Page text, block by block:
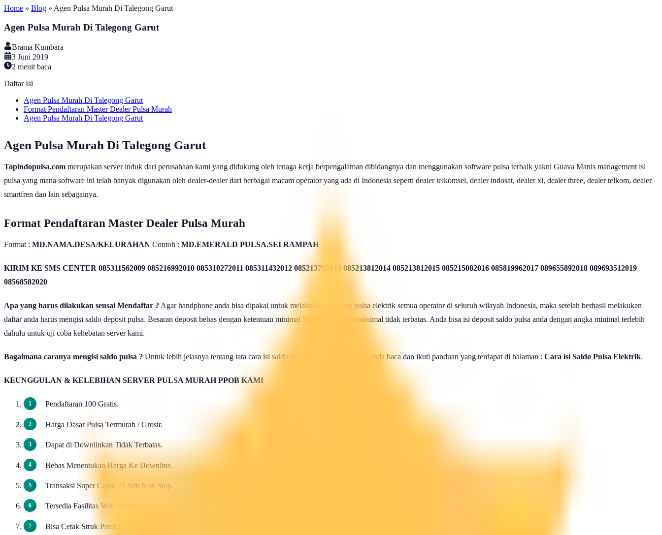
Home » Blog » Agen Pulsa Murah Di Talegong Garut
Agen Pulsa Murah Di Talegong Garut
Brama Kumbara
3 Juni 2019
2 menit baca
Daftar Isi
Agen Pulsa Murah Di Talegong Garut
Format Pendaftaran Master Dealer Pulsa Murah
Agen Pulsa Murah Di Talegong Garut
Agen Pulsa Murah Di Talegong Garut
Topindopulsa.com merupakan server induk dari perusahaan kami yang didukung oleh tenaga kerja berpengalaman dibidangnya dan menggunakan software pulsa terbaik yakni Guava Manis management isi
pulsa yang mana software ini telah banyak digunakan oleh dealer-dealer dari berbagai macam operator yang ada di Indonesia seperti dealer telkomsel, dealer indosat, dealer xl, dealer three, dealer telkom, dealer
smartfren dan lain sebagainya.
Format Pendaftaran Master Dealer Pulsa Murah
Format : MD.NAMA.DESA/KELURAHAN Contoh : MD.EMERALD PULSA.SEI RAMPAH
KIRIM KE SMS CENTER 085311562009 085216992010 085310272011 085311432012 085213782013 085213812014 085213812015 085215082016 085819962017 089655892018 089693512019
08568582020
Apa yang harus dilakukan seusai Mendaftar ? Agar handphone anda bisa dipakai untuk melakukan isi ulang pulsa elektrik semua operator di seluruh wilayah Indonesia, maka setelah berhasil melakukan
daftar anda harus mengisi saldo deposit pulsa. Besaran deposit bebas dengan ketentuan minimal 50rb rupiah dan maksimal tidak terbatas. Anda bisa isi deposit saldo pulsa anda dengan angka minimal terlebih
dahulu untuk uji coba kehebatan server kami.
Bagaimana caranya mengisi saldo pulsa ? Untuk lebih jelasnya tentang tata cara isi saldo deposit pulsa ini silahkan anda baca dan ikuti panduan yang terdapat di halaman : Cara isi Saldo Pulsa Elektrik.
KEUNGGULAN & KELEBIHAN SERVER PULSA MURAH PPOB KAMI
Pendaftaran 100 Gratis.
Harga Dasar Pulsa Termurah / Grosir.
Dapat di Downlinkan Tidak Terbatas.
Bebas Menentukan Harga Ke Downline.
Transaksi Super Cepat 24 Jam Non Stop.
Tersedia Fasilitas Web Report.
Bisa Cetak Struk Pembayaran.